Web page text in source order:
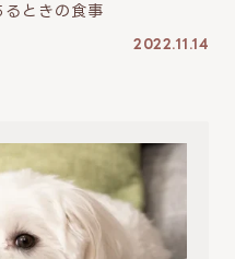
るときの食事
2022.11.14